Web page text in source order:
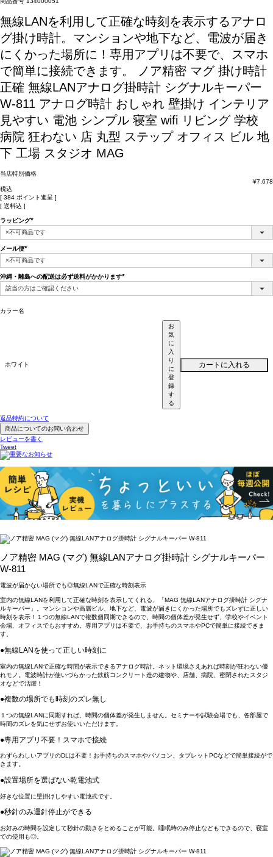
無線LANを利用して正確な時刻を表示するアナロ
グ掛け時計。マンションや地下など、電波が届き
にくかった場所に！専用アプリは不要で、スマホ
で簡単に接続できます。
ノア精密 マグ 掛け時計
正確 無線LANアナログ掛時計 シグナルキーパー
W-811 アナログ時計 おしゃれ 壁掛け インテリア
見やすい 電池 シンプル 寝室 wifi リビング 学校
病院 狂わない 店 丸型 ステップ オフィス ビル 地
下 工場 スタジオ MAG
当店特別価格
¥7,678
税込
[ 384 ポイント進呈 ]
送料込
ラッピング
(必
須)
メール便
(必
須)
沖縄・離島への配送は必ず送料がかかります
須)
カラー名
ホワイト
お
気
に
入
り
に
登
録
す
る
カートに入れる
返品特約について
商品についてのお問い合わせ
レビューを書く
Tweet
ノア精密 MAG (マグ) 無線LANアナログ掛時計 シグナルキーパー
W-811
電波が届かない場所でも◎無線LANで正確な時刻表示
室内の無線LANを利用して正確な時刻を表示してくれる、「MAG 無線LANアナログ掛時計 シグナ
ルキーパー」。マンションや高層ビル、地下など、電波が届きにくかった場所でもズレずに正しい
時刻を表示！１つの無線LANで複数個同期できるので、時間の個体差が発生せず、学校やイベント
会場、オフィスでもおすすめ。専用アプリは不要で、お手持ちのスマホやPCで簡単に接続できま
す。
●無線LANを使って正しい時刻に
室内の無線LANで正確な時間が表示できるアナログ時計。ネット環境さえあれば時刻が狂わない優
れモノ。電波時計が使いづらかった鉄筋コンクリート造の建物や、店舗、病院、密閉されたスタジ
オなどで活躍！
●複数の場所でも時刻のズレ無し
１つの無線LANに同期すれば、時間の個体差が発生しません。セミナーや試験会場でも、各部屋で
時間のズレを気にせずお使いいただけます。
●専用アプリ不要！スマホで接続
わずらわしいアプリのDLは不要！お手持ちのスマホやパソコン、タブレットPCなどで簡単接続がで
きます。
●設置場所を選ばない乾電池式
好きな位置に壁掛けしやすい電池式です。
●秒針のみ運針停止ができる
お好みの時間を設定して秒針の動きをとめることが可能。睡眠時のみ停止などもできるので、寝室
での使用も◎。